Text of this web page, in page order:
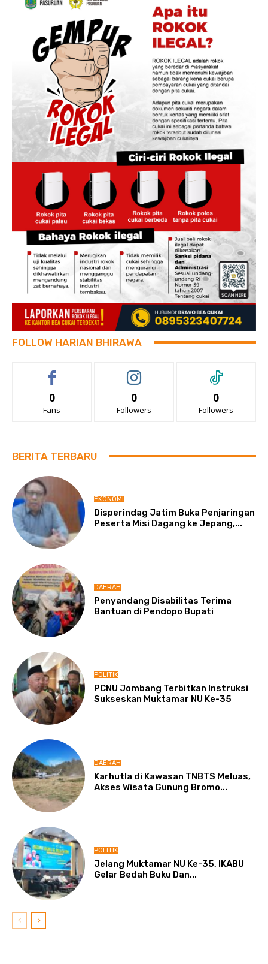
FOLLOW HARIAN BHIRAWA
0
Fans
0
Followers
0
Followers
BERITA TERBARU
EKONOMI
Disperindag Jatim Buka Penjaringan
Peserta Misi Dagang ke Jepang,...
DAERAH
Penyandang Disabilitas Terima
Bantuan di Pendopo Bupati
POLITIK
PCNU Jombang Terbitkan Instruksi
Sukseskan Muktamar NU Ke-35
DAERAH
Karhutla di Kawasan TNBTS Meluas,
Akses Wisata Gunung Bromo...
POLITIK
Jelang Muktamar NU Ke-35, IKABU
Gelar Bedah Buku Dan...